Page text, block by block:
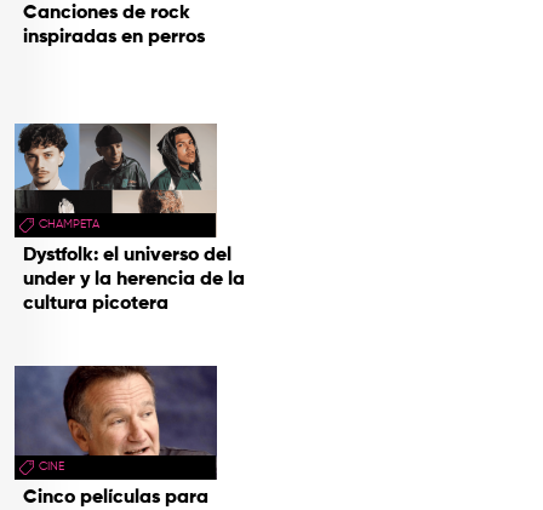
Canciones de rock
inspiradas en perros
CHAMPETA
Dystfolk: el universo del
under y la herencia de la
cultura picotera
CINE
Cinco películas para